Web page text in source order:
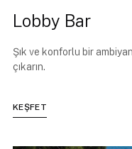
Lobby Bar
Şık ve konforlu bir
çıkarın.
KEŞFET